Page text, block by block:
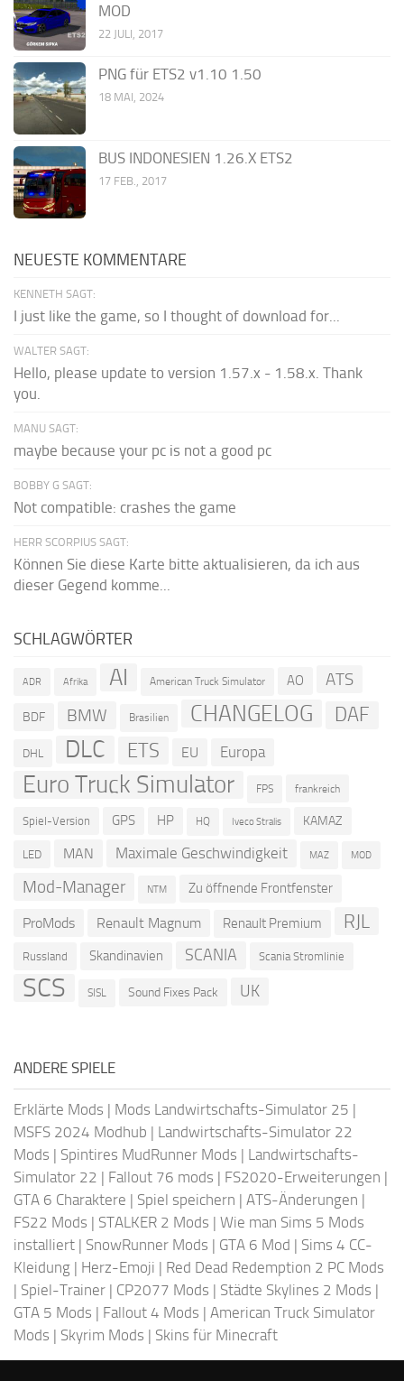
MOD
22 JULI, 2017
PNG für ETS2 v1.10 1.50
18 MAI, 2024
BUS INDONESIEN 1.26.X ETS2
17 FEB., 2017
NEUESTE KOMMENTARE
KENNETH SAGT:
I just like the game, so I thought of download for...
WALTER SAGT:
Hello, please update to version 1.57.x - 1.58.x. Thank
you.
MANU SAGT:
maybe because your pc is not a good pc
BOBBY G SAGT:
Not compatible: crashes the game
HERR SCORPIUS SAGT:
Können Sie diese Karte bitte aktualisieren, da ich aus
dieser Gegend komme...
SCHLAGWÖRTER
ADR Afrika AI American Truck Simulator AO ATS
BDF BMW Brasilien CHANGELOG DAF
DHL DLC ETS EU Europa
Euro Truck Simulator FPS frankreich
Spiel-Version GPS HP HQ Iveco Stralis KAMAZ
LED MAN Maximale Geschwindigkeit MAZ MOD
Mod-Manager NTM Zu öffnende Frontfenster
ProMods Renault Magnum Renault Premium RJL
Russland Skandinavien SCANIA Scania Stromlinie
SCS SISL Sound Fixes Pack UK
ANDERE SPIELE
Erklärte Mods | Mods Landwirtschafts-Simulator 25 |
MSFS 2024 Modhub | Landwirtschafts-Simulator 22
Mods | Spintires MudRunner Mods | Landwirtschafts-
Simulator 22 | Fallout 76 mods | FS2020-Erweiterungen |
GTA 6 Charaktere | Spiel speichern | ATS-Änderungen |
FS22 Mods | STALKER 2 Mods | Wie man Sims 5 Mods
installiert | SnowRunner Mods | GTA 6 Mod | Sims 4 CC-
Kleidung | Herz-Emoji | Red Dead Redemption 2 PC Mods
| Spiel-Trainer | CP2077 Mods | Städte Skylines 2 Mods |
GTA 5 Mods | Fallout 4 Mods | American Truck Simulator
Mods | Skyrim Mods | Skins für Minecraft